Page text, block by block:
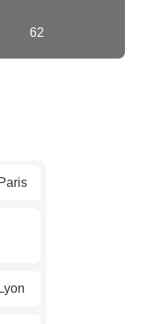
62